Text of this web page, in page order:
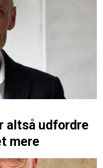
altså udfordre
mere